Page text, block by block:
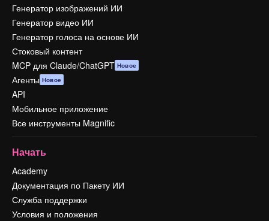
Генератор изображений ИИ
Генератор видео ИИ
Генератор голоса на основе ИИ
Стоковый контент
MCP для Claude/ChatGPT Новое
Агенты Новое
API
Мобильное приложение
Все инструменты Magnific
Начать
Academy
Документация по Пакету ИИ
Служба поддержки
Условия и положения